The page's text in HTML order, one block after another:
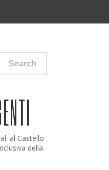
Search
al Castello
della